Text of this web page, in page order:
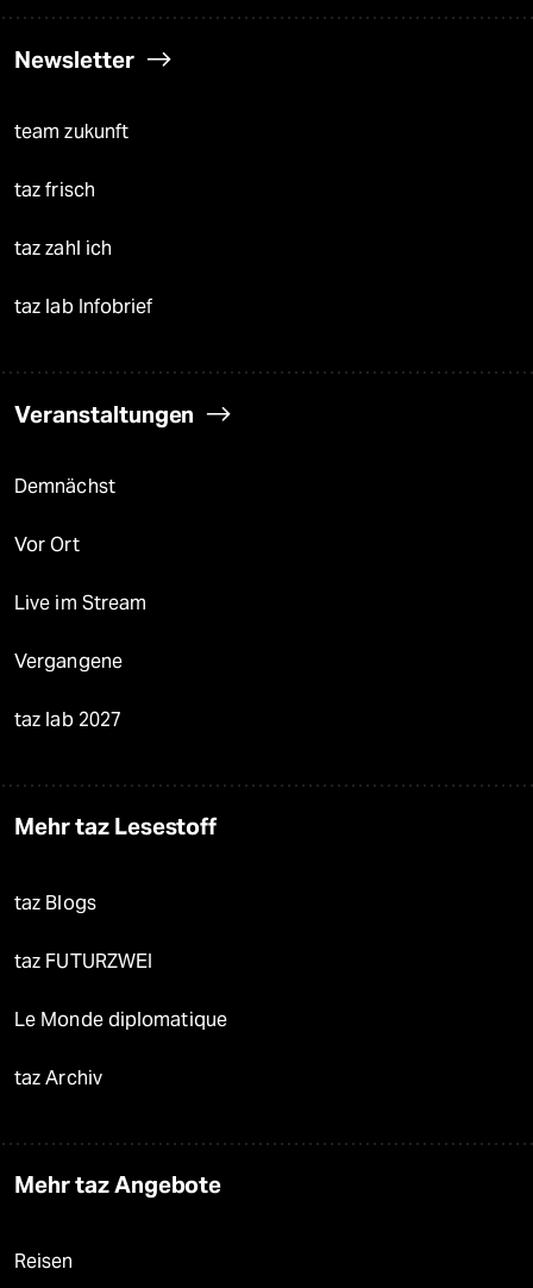
Newsletter
team zukunft
taz frisch
taz zahl ich
taz lab Infobrief
Veranstaltungen
Demnächst
Vor Ort
Live im Stream
Vergangene
taz lab 2027
Mehr taz Lesestoff
taz Blogs
taz FUTURZWEI
Le Monde diplomatique
taz Archiv
Mehr taz Angebote
Reisen